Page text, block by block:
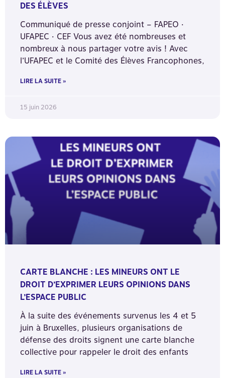
DES ÉLÈVES
Communiqué de presse conjoint – FAPEO ·
UFAPEC · CEF Vous avez été nombreuses et
nombreux à nous partager votre avis ! Avec
l’UFAPEC et le Comité des Élèves Francophones,
LIRE LA SUITE »
15 juin 2026
CARTE BLANCHE : LES MINEURS ONT LE
DROIT D’EXPRIMER LEURS OPINIONS DANS
L’ESPACE PUBLIC
À la suite des événements survenus les 4 et 5
juin à Bruxelles, plusieurs organisations de
défense des droits signent une carte blanche
collective pour rappeler le droit des enfants
LIRE LA SUITE »